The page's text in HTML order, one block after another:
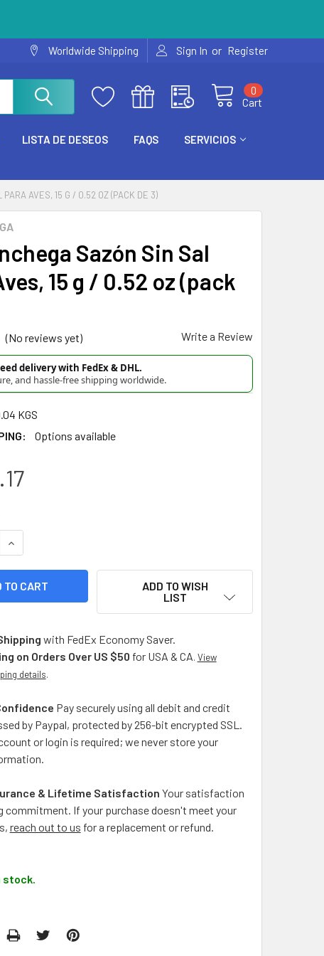
Worldwide Shipping Sign In or Register
Cart
0
LISTA DE DESEOS FAQS SERVICIOS
AVES, 15 G / 0.52 OZ (PACK DE 3)
Sazón Sin Sal
15 g / 0.52 oz (pack
(No reviews yet) Write a Review
delivery with FedEx & DHL.
and hassle-free shipping worldwide.
KGS
Options available
ADD TO WISH
LIST
with FedEx Economy Saver.
on Orders Over US $50 for USA & CA. View
details.
Pay securely using all debit and credit
by Paypal, protected by 256-bit encrypted SSL.
or login is required; we never store your
& Lifetime Satisfaction Your satisfaction
commitment. If your purchase doesn't meet your
reach out to us for a replacement or refund.
stock.